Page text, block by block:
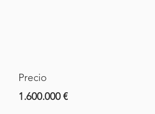
Precio
1.600.000€